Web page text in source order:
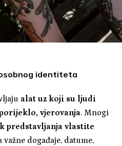
identiteta
alat uz koji su ljudi
vjerovanja. Mnogi
predstavljanja vlastite
događaje, datume,